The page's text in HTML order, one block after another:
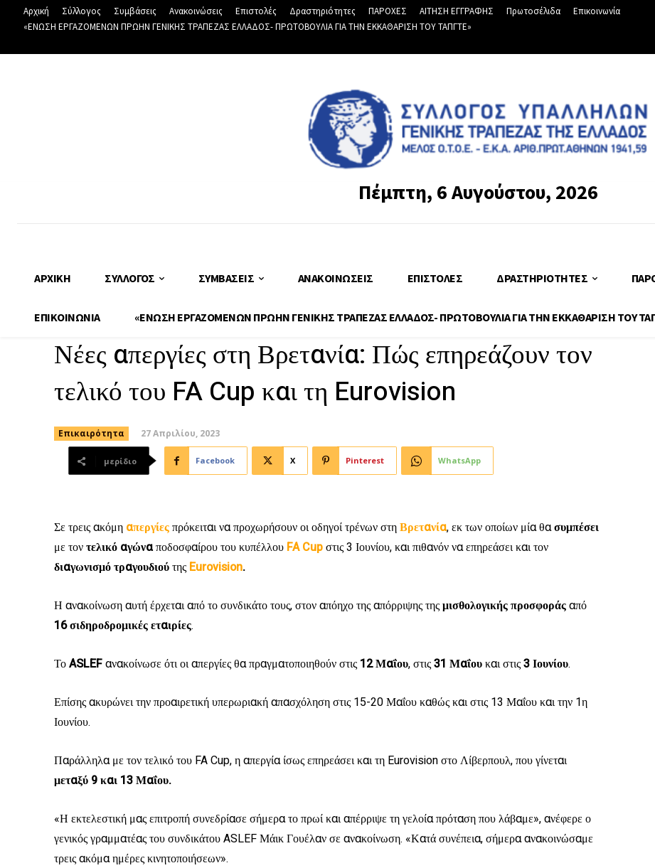
Αρχική Σύλλογος Συμβάσεις Ανακοινώσεις Επιστολές Δραστηριότητες ΠΑΡΟΧΕΣ ΑΙΤΗΣΗ ΕΓΓΡΑΦΗΣ Πρωτοσέλιδα
Επικοινωνία
«ΕΝΩΣΗ ΕΡΓΑΖΟΜΕΝΩΝ ΠΡΩΗΝ ΓΕΝΙΚΗΣ ΤΡΑΠΕΖΑΣ ΕΛΛΑΔΟΣ- ΠΡΩΤΟΒΟΥΛΙΑ ΓΙΑ ΤΗΝ ΕΚΚΑΘΑΡΙΣΗ ΤΟΥ ΤΑΠΓΤΕ»
Πέμπτη, 6 Αυγούστου, 2026
ΑΡΧΙΚΉ ΣΎΛΛΟΓΟΣ ΣΥΜΒΆΣΕΙΣ ΑΝΑΚΟΙΝΏΣΕΙΣ ΕΠΙΣΤΟΛΈΣ ΔΡΑΣΤΗΡΙΌΤΗΤΕΣ
ΕΠΙΚΟΙΝΩΝΊΑ «ΕΝΩΣΗ ΕΡΓΑΖΟΜΕΝΩΝ ΠΡΩΗΝ ΓΕΝΙΚΗΣ ΤΡΑΠΕΖΑΣ ΕΛΛΑΔΟΣ- ΠΡΩΤΟΒΟΥΛΙΑ ΓΙΑ ΤΗΝ ΕΚΚΑΘΑΡΙΣΗ ΤΟΥ
Νέες απεργίες στη Βρετανία: Πώς επηρεάζουν τον
τελικό του FA Cup και τη Eurovision
Επικαιρότητα 27 Απριλίου, 2023
μερίδιο Facebook X Pinterest WhatsApp
Σε τρεις ακόμη απεργίεςπρόκειται να προχωρήσουν οι οδηγοί τρένων στηΒρετανία, εκ των οποίων μία θασυμπέσει
με τοντελικό αγώναποδοσφαίρου του κυπέλλου FA Cupστις 3 Ιουνίου, και πιθανόν να επηρεάσει και τον
διαγωνισμότραγουδιούτηςEurovision.
Η ανακοίνωση αυτή έρχεται από το συνδικάτο τους, στον απόηχο της απόρριψης τηςμισθολογικής προσφοράςαπό
16σιδηροδρομικέςεταιρίες.
ΤοASLEFανακοίνωσε ότι οι απεργίες θα πραγματοποιηθούν στις12Μαΐου, στις31 Μαΐουκαι στις3Ιουνίου.
Επίσης ακυρώνει την προαιρετική υπερωριακή απασχόληση στις 15-20 Μαΐου καθώς και στις 13 Μαΐου και την 1η
Ιουνίου.
Παράλληλα με τον τελικό του FA Cup, η απεργία ίσως επηρεάσει και τη Eurovision στο Λίβερπουλ, που γίνεται
μεταξύ 9 και 13 Μαΐου.
«Η εκτελεστική μας επιτροπή συνεδρίασε σήμερα το πρωί και απέρριψε τη γελοία πρόταση που λάβαμε», ανέφερε ο
γενικός γραμματέας του συνδικάτου ASLEF Μάικ Γουέλαν σε ανακοίνωση. «Κατά συνέπεια, σήμερα ανακοινώσαμε
τρεις ακόμα ημέρες κινητοποιήσεων».